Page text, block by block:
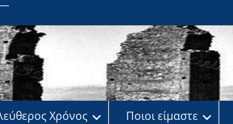
Χρόνος Ποιοι είμαστε